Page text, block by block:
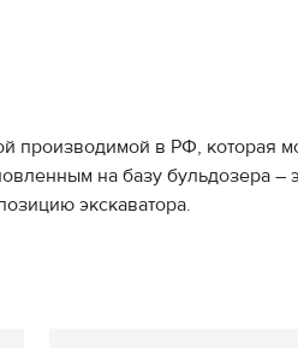
производимой в РФ, которая
на базу бульдозера –
экскаватора.